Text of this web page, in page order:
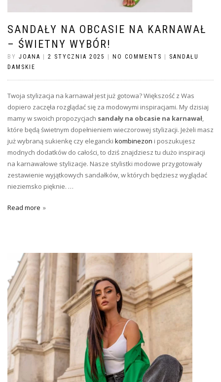
SANDAŁY NA OBCASIE NA KARNAWAŁ
– ŚWIETNY WYBÓR!
BY JOANA 2 STYCZNIA 2025 NO COMMENTS
SANDAŁU
DAMSKIE
Twoja stylizacja na karnawał jest już gotowa? Większość z Was
dopiero zaczęła rozglądać się za modowymi inspiracjami. My dzisiaj
mamy w swoich propozycjach sandały na obcasie na karnawał,
które będą świetnym dopełnieniem wieczorowej stylizacji. Jeżeli masz
już wybraną sukienkę czy elegancki kombinezon i poszukujesz
modnych dodatków do całości, to dziś znajdziesz tu dużo inspiracji
na karnawałowe stylizacje. Nasze stylistki modowe przygotowały
zestawienie wyjątkowych sandałków, w których będziesz wyglądać
nieziemsko pięknie. …
Read more